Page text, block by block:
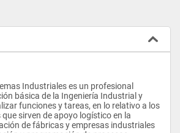
Industriales es un profesional
básica de la Ingeniería Industrial y
funciones y tareas, en lo relativo a los
sirven de apoyo logístico en la
de fábricas y empresas industriales